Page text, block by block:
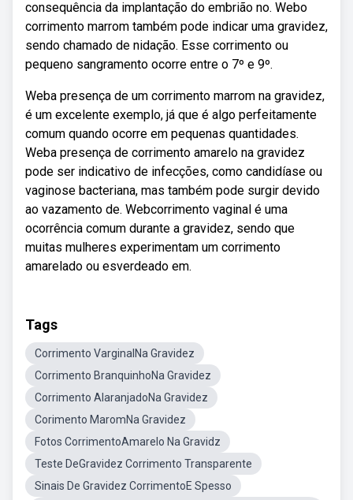
consequência da implantação do embrião no. Webo
corrimento marrom também pode indicar uma gravidez,
sendo chamado de nidação. Esse corrimento ou
pequeno sangramento ocorre entre o 7º e 9º.
Weba presença de um corrimento marrom na gravidez,
é um excelente exemplo, já que é algo perfeitamente
comum quando ocorre em pequenas quantidades.
Weba presença de corrimento amarelo na gravidez
pode ser indicativo de infecções, como candidíase ou
vaginose bacteriana, mas também pode surgir devido
ao vazamento de. Webcorrimento vaginal é uma
ocorrência comum durante a gravidez, sendo que
muitas mulheres experimentam um corrimento
amarelado ou esverdeado em.
Tags
Corrimento VarginalNa Gravidez
Corrimento BranquinhoNa Gravidez
Corrimento AlaranjadoNa Gravidez
Corimento MaromNa Gravidez
Fotos CorrimentoAmarelo Na Gravidz
Teste DeGravidez Corrimento Transparente
Sinais De Gravidez CorrimentoE Spesso